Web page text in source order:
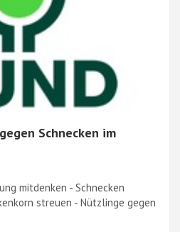
Schnecken im
mitdenken - Schnecken
streuen - Nützlinge gegen